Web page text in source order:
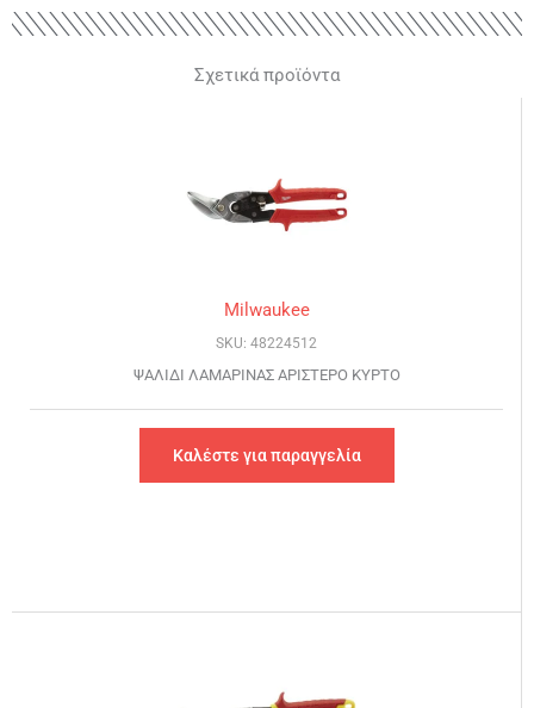
Σχετικά προϊόντα
Milwaukee
SKU: 48224512
ΨΑΛΙΔΙ ΛΑΜΑΡΙΝΑΣ ΑΡΙΣΤΕΡΟ ΚΥΡΤΟ
Καλέστε για παραγγελία